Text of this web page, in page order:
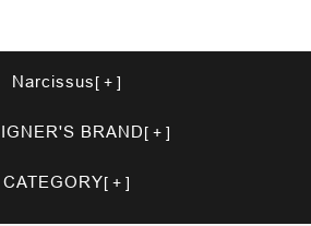
Narcissus
BRAND
CATEGORY